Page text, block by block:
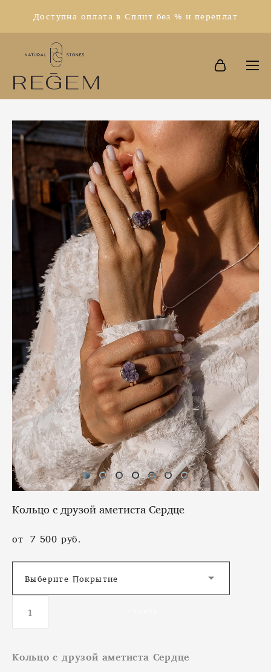
Доступна оплата в Сплит без % и переплат
Кольцо с друзой аметиста Сердце
от 7 500 pуб.
Выберите Покрытие
Кольцо с друзой аметиста Сердце​